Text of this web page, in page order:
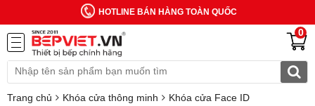
HOTLINE BÁN HÀNG TOÀN QUỐC
0
Trang chủ Khóa cửa thông minh Khóa cửa Face ID